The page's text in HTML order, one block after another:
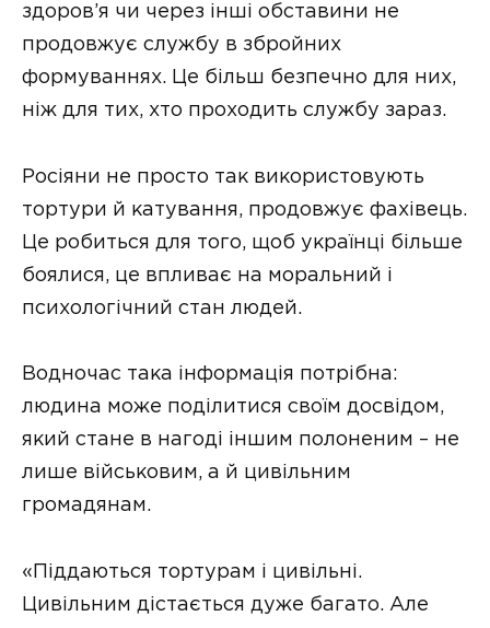
здоров’я чи через інші обставини не
продовжує службу в збройних
формуваннях. Це більш безпечно для них,
ніж для тих, хто проходить службу зараз.
Росіяни не просто так використовують
тортури й катування, продовжує фахівець.
Це робиться для того, щоб українці більше
боялися, це впливає на моральний і
психологічний стан людей.
Водночас така інформація потрібна:
людина може поділитися своїм досвідом,
який стане в нагоді іншим полоненим – не
лише військовим, а й цивільним
громадянам.
«Піддаються тортурам і цивільні.
Цивільним дістається дуже багато. Але